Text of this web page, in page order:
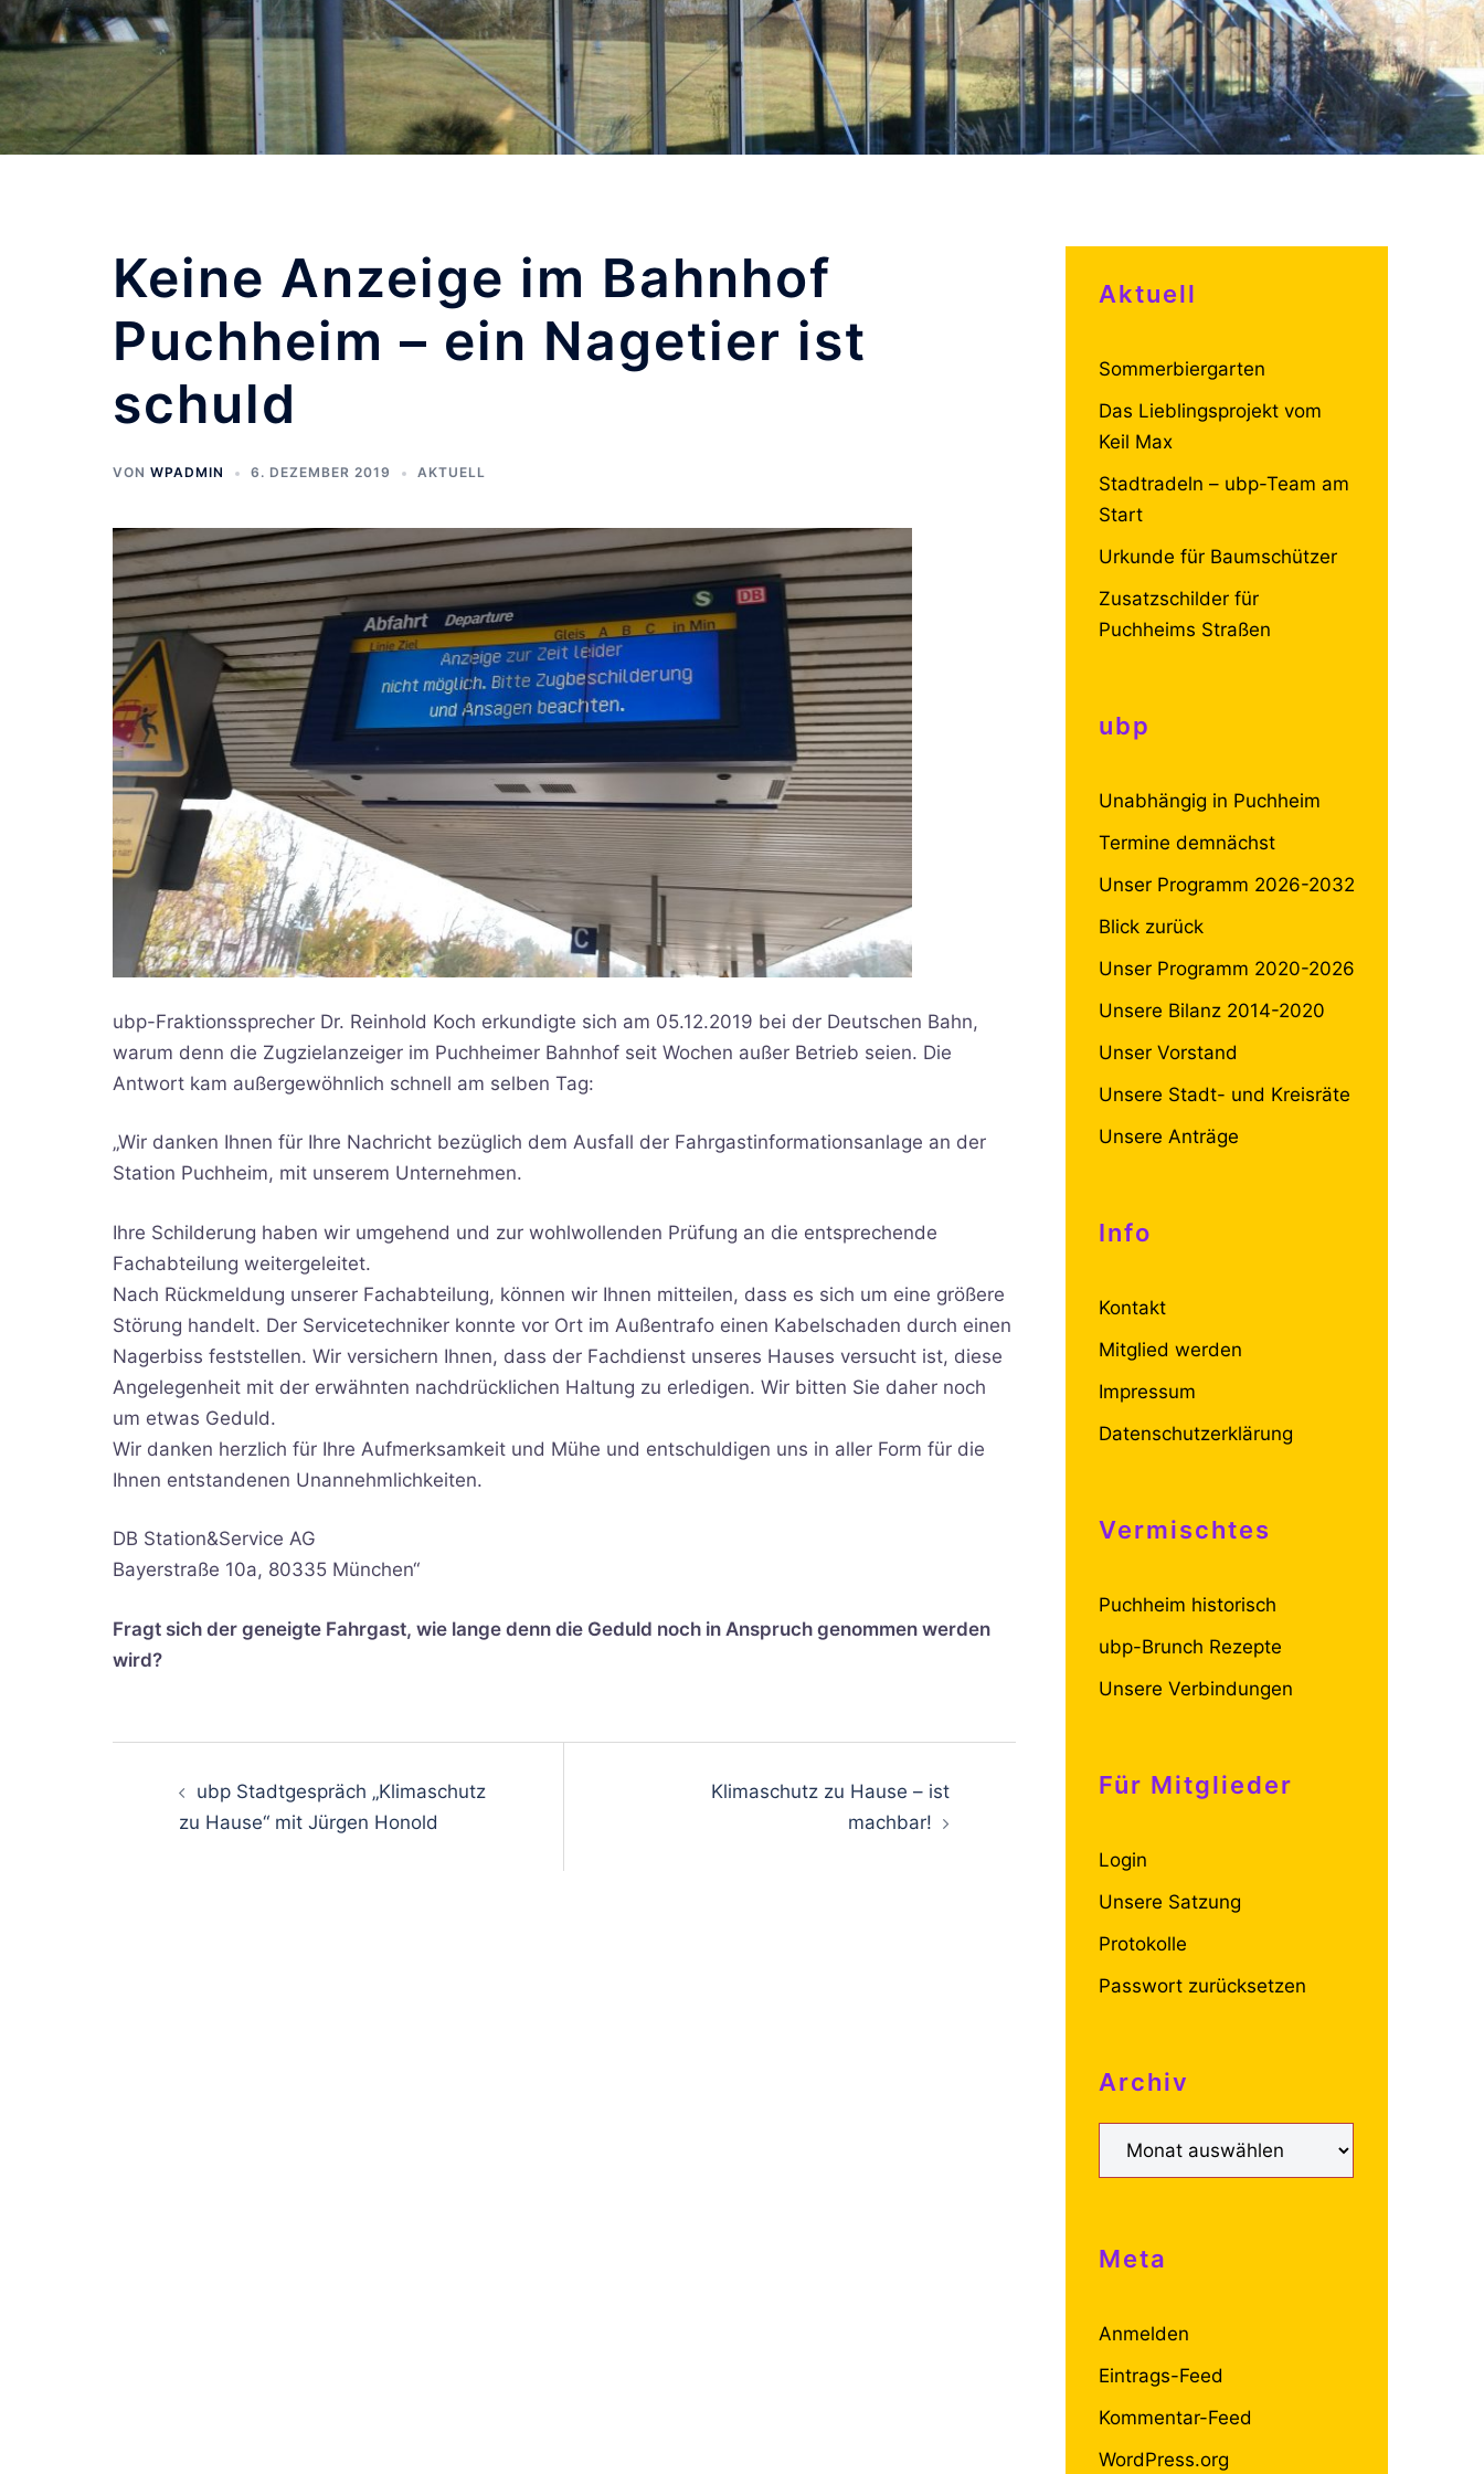
Keine Anzeige im Bahnhof
Puchheim – ein Nagetier ist
schuld
VON WPADMIN 6. DEZEMBER 2019 AKTUELL
ubp-Fraktionssprecher Dr. Reinhold Koch erkundigte sich am 05.12.2019 bei der Deutschen Bahn,
warum denn die Zugzielanzeiger im Puchheimer Bahnhof seit Wochen außer Betrieb seien. Die
Antwort kam außergewöhnlich schnell am selben Tag:
„Wir danken Ihnen für Ihre Nachricht bezüglich dem Ausfall der Fahrgastinformationsanlage an der
Station Puchheim, mit unserem Unternehmen.
Ihre Schilderung haben wir umgehend und zur wohlwollenden Prüfung an die entsprechende
Fachabteilung weitergeleitet.
Nach Rückmeldung unserer Fachabteilung, können wir Ihnen mitteilen, dass es sich um eine größere
Störung handelt. Der Servicetechniker konnte vor Ort im Außentrafo einen Kabelschaden durch einen
Nagerbiss feststellen. Wir versichern Ihnen, dass der Fachdienst unseres Hauses versucht ist, diese
Angelegenheit mit der erwähnten nachdrücklichen Haltung zu erledigen. Wir bitten Sie daher noch
um etwas Geduld.
Wir danken herzlich für Ihre Aufmerksamkeit und Mühe und entschuldigen uns in aller Form für die
Ihnen entstandenen Unannehmlichkeiten.
DB Station&Service AG
Bayerstraße 10a, 80335 München“
Fragt sich der geneigte Fahrgast, wie lange denn die Geduld noch in Anspruch genommen werden
wird?
Beitragsnavigation
ubp Stadtgespräch „Klimaschutz
zu Hause“ mit Jürgen Honold
Klimaschutz zu Hause – ist
machbar!
Aktuell
Sommerbiergarten
Das Lieblingsprojekt vom
Keil Max
Stadtradeln – ubp-Team am
Start
Urkunde für Baumschützer
Zusatzschilder für
Puchheims Straßen
ubp
Unabhängig in Puchheim
Termine demnächst
Unser Programm 2026-2032
Blick zurück
Unser Programm 2020-2026
Unsere Bilanz 2014-2020
Unser Vorstand
Unsere Stadt- und Kreisräte
Unsere Anträge
Info
Kontakt
Mitglied werden
Impressum
Datenschutzerklärung
Vermischtes
Puchheim historisch
ubp-Brunch Rezepte
Unsere Verbindungen
Für Mitglieder
Login
Unsere Satzung
Protokolle
Passwort zurücksetzen
Archiv
Meta
Anmelden
Eintrags-Feed
Kommentar-Feed
WordPress.org